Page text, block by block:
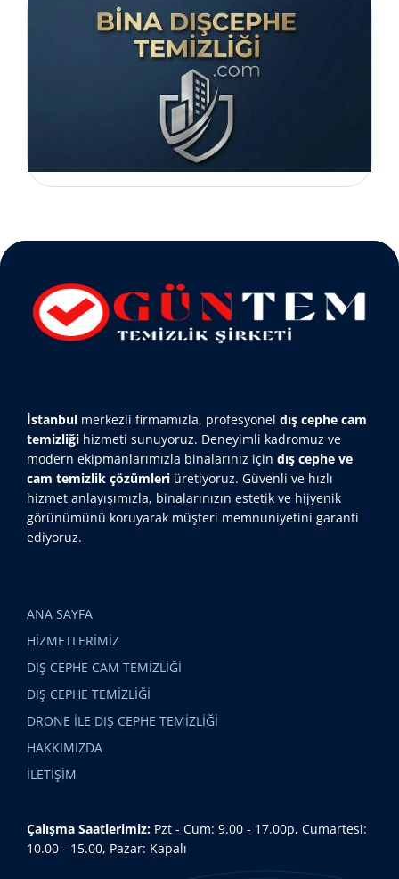
İstanbul merkezli firmamızla, profesyonel dış cephe cam
temizliği hizmeti sunuyoruz. Deneyimli kadromuz ve
modern ekipmanlarımızla binalarınız için dış cephe ve
cam temizlik çözümleri üretiyoruz. Güvenli ve hızlı
hizmet anlayışımızla, binalarınızın estetik ve hijyenik
görünümünü koruyarak müşteri memnuniyetini garanti
ediyoruz.
ANA SAYFA
HİZMETLERİMİZ
DIŞ CEPHE CAM TEMİZLİĞİ
DIŞ CEPHE TEMİZLİĞİ
DRONE İLE DIŞ CEPHE TEMİZLİĞİ
HAKKIMIZDA
İLETİŞİM
Çalışma Saatlerimiz: Pzt - Cum: 9.00 - 17.00p, Cumartesi:
10.00 - 15.00, Pazar: Kapalı